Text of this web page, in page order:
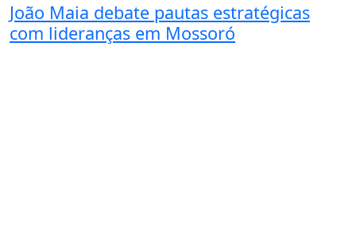
João Maia debate pautas estratégicas
com lideranças em Mossoró